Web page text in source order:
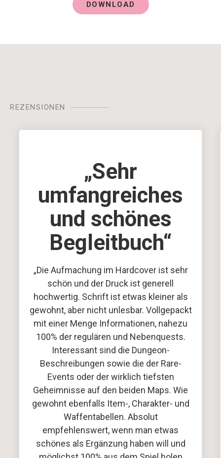
DOWNLOAD
REZENSIONEN
„Sehr
umfangreiches
und schönes
Begleitbuch“
„Die Aufmachung im Hardcover ist sehr
schön und der Druck ist generell
hochwertig. Schrift ist etwas kleiner als
gewohnt, aber nicht unlesbar. Vollgepackt
mit einer Menge Informationen, nahezu
100% der regulären und Nebenquests.
Interessant sind die Dungeon-
Beschreibungen sowie die der Rare-
Events oder der wirklich tiefsten
Geheimnisse auf den beiden Maps. Wie
gewohnt ebenfalls Item-, Charakter- und
Waffentabellen. Absolut
empfehlenswert, wenn man etwas
schönes als Ergänzung haben will und